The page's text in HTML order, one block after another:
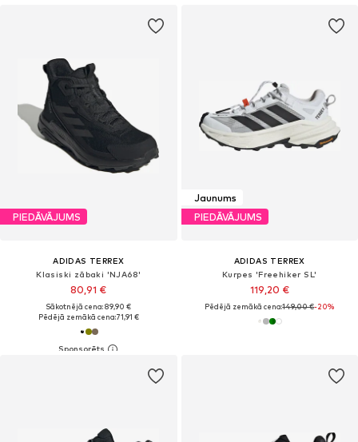
PIEDĀVĀJUMS
ADIDAS TERREX
Klasiski zābaki 'NJA68'
80,91 €
Sākotnējā cena: 89,90 €
Pēdējā zemākā cena:71,91 €
Jaunums
PIEDĀVĀJUMS
ADIDAS TERREX
Kurpes 'Freehiker SL'
119,20 €
Pēdējā zemākā cena:149,00 €-20%